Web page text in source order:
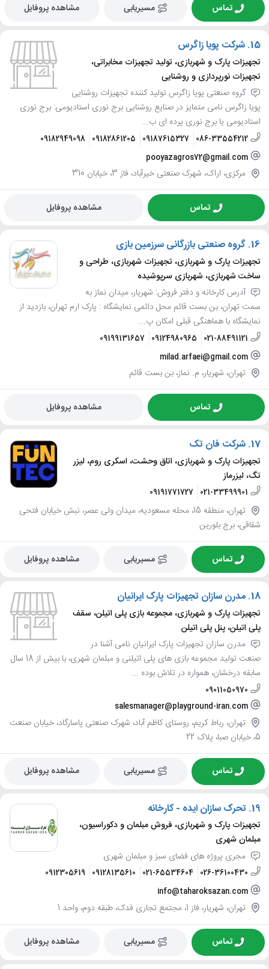
تماس مسیریابی مشاهده پروفایل
15. شرکت پویا زاگرس
تجهیزات پارک و شهربازی، تولید تجهیزات مخابراتی،
تجهیزات نورپردازی و روشنایی
گروه صنعتی پویا زاگرس تولید کننده تجهیزات روشنایی
پویا زاگرس نامی متمایز در صنایع روشنایی برج نوری استادیومی: برج نوری
استادیومی یا برج نوری پرده ای ب...
086-33554212
09187615327
09182861205
09182949098
pooyazagros72@gmail.com
مرکزی، اراک، شهرک صنعتی خیرآباد، فاز 3، خیابان 310
تماس مشاهده پروفایل
16. گروه صنعتی بازرگانی سرزمین بازی
تجهیزات پارک و شهربازی، تجهیزات شهربازی، طراحی و
ساخت شهربازی، شهربازی سرپوشیده
آدرس کارخانه و دفتر فروش: شهریار، میدان نماز به
سمت تهران، بن بست قائم محل دائمی نمایشگاه : پارک ارم تهران، بازدید از
نمایشگاه با هماهنگی قبلی امکان پ...
021-88491121
09124980965
09199131657
milad.arfaei@gmail.com
تهران، شهریار، م. نماز، بن بست قائم
تماس مشاهده پروفایل
17. شرکت فان تک
تجهیزات پارک و شهربازی، اتاق وحشت، اسکری روم، لیزر
تگ، لیزرماز
021-33499901
09191771727
تهران، منطقه 15، محله مسعودیه، میدان ولی عصر، نبش خیابان فتحی
شقاقی، برج بلورین
تماس مسیریابی مشاهده پروفایل
18. مدرن سازان تجهیزات پارک ایرانیان
تجهیزات پارک و شهربازی، مجموعه بازی پلی اتیلن، سقف
پلی اتیلن، پنل پلی اتیلن
مدرن سازان تجهیزات پارک ایرانیان نامی آشنا در
صنعت تولید مجموعه بازی های پلی اتیلنی و مبلمان شهری، با بیش از 18 سال
سابقه درخشان، همواره در تلاش بوده ...
09011050970
salesmanager@playground-iran.com
تهران، رباط کریم، روستای کاظم آباد، شهرک صنعتی پاسارگاد، خیابان صنعت
5، خیابان صبا، پلاک 22
تماس مسیریابی مشاهده پروفایل
19. تحرک سازان ایده - کارخانه
تجهیزات پارک و شهربازی، فروش مبلمان و دکوراسیون،
مبلمان شهری
مجری پروژه های فضای سبز و مبلمان شهری
026-36100430
021-65534604
09128135610
0912305619
info@taharoksazan.com
تهران، شهریار، فاز 1، مجتمع تجاری فدک، طبقه دوم، واحد 1
تماس مسیریابی مشاهده پروفایل